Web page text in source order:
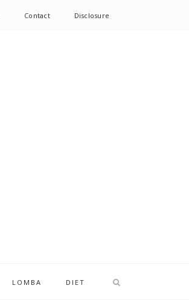
Contact Disclosure
LOMBA DIET